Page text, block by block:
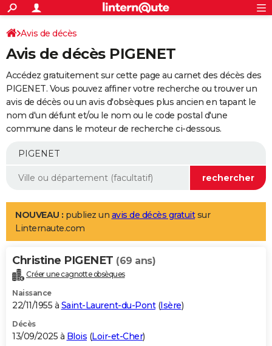
ACTUALITÉS
Politique
Société
Faits Divers
Education
Monde
Villes
+
SPORT
Coupe du monde 2026
Football
Tennis
Cyclisme
Rugby
Forum
Programme TV
TNT
Streaming
Cinéma
Sorties cinéma
Musique
+
FINANCE
Retraite
Epargne
Immobilier
Risques naturels par ville
Banque
Assurance
AUTO
Essais
Réserver un essai
Citadines
Berlines
SUV
Forum auto
+
Mobiles
Meilleur smartphone
Internet
Ordinateurs
Jeux vidéo
Guide high-tech
Aménagement intérieur
LIFESTYLE
Art de vivre
Bien-être
Loisirs
Mode
Modes de vie
Alimentation
Guide de la santé
Maladies
Médicaments
Sommeil
VOYAGE
Destinations
City break
Voyage nature
Voyage de noces
Forum
Climat
+PHOTO
GUIDES D'ACHAT
BONS PLANS
Avis de décès
Avis de décès PIGENET
Accédez gratuitement sur cette page au carnet des décès des
PIGENET. Vous pouvez affiner votre recherche ou trouver un
avis de décès ou un avis d'obsèques plus ancien en tapant le
nom d'un défunt et/ou le nom ou le code postal d'une
commune dans le moteur de recherche ci-dessous.
NOUVEAU : publiez un avis de décès gratuitsur
Linternaute.com
Christine PIGENET (69 ans)
Créer une cagnotte obsèques
Naissance
22/11/1955 à Saint-Laurent-du-Pont(Isère)
Décès
13/09/2025 à Blois (Loir-et-Cher)